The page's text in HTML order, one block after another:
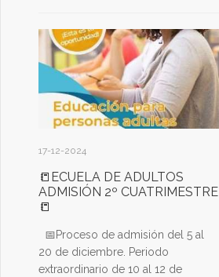
17-12-2024
📒ECUELA DE ADULTOS
ADMISIÓN 2º CUATRIMESTRE
📒
📅Proceso de admisión del 5 al
20 de diciembre. Periodo
extraordinario de 10 al 12 de